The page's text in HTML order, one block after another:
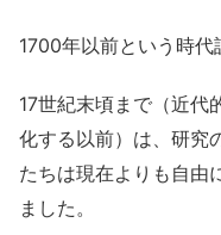
1700年以前という時代
17世紀末頃まで（近代
化する以前）は、研究
たちは現在よりも自由
ました。